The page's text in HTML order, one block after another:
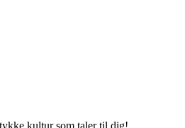
kultur som taler til dig!